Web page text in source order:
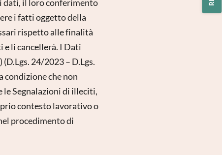
dati, il loro conferimento
i fatti oggetto della
rispetto alle finalità
li cancellerà. I Dati
24/2023 – D.Lgs.
condizione che non
Segnalazioni di illeciti,
contesto lavorativo o
procedimento di